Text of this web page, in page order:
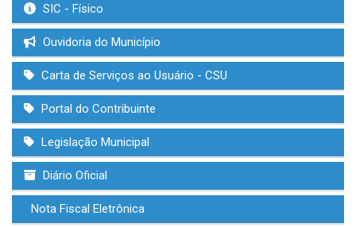
SIC - Físico
Ouvidoria do Município
Carta de Serviços ao Usuário - CSU
Portal do Contribuinte
Legislação Municipal
Diário Oficial
Nota Fiscal Eletrônica